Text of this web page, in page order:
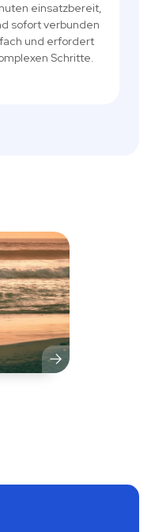
einsatzbereit,
sofort verbunden
und erfordert
Schritte.